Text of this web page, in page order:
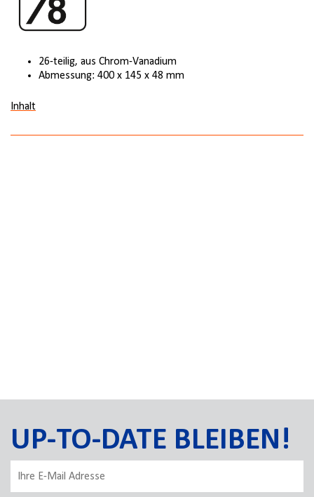
26-teilig, aus Chrom-Vanadium
Abmessung: 400 x 145 x 48 mm
Inhalt
UP-TO-DATE BLEIBEN!